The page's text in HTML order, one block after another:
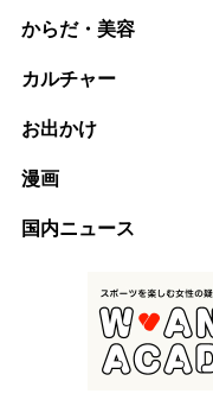
からだ・美容
カルチャー
お出かけ
漫画
国内ニュース